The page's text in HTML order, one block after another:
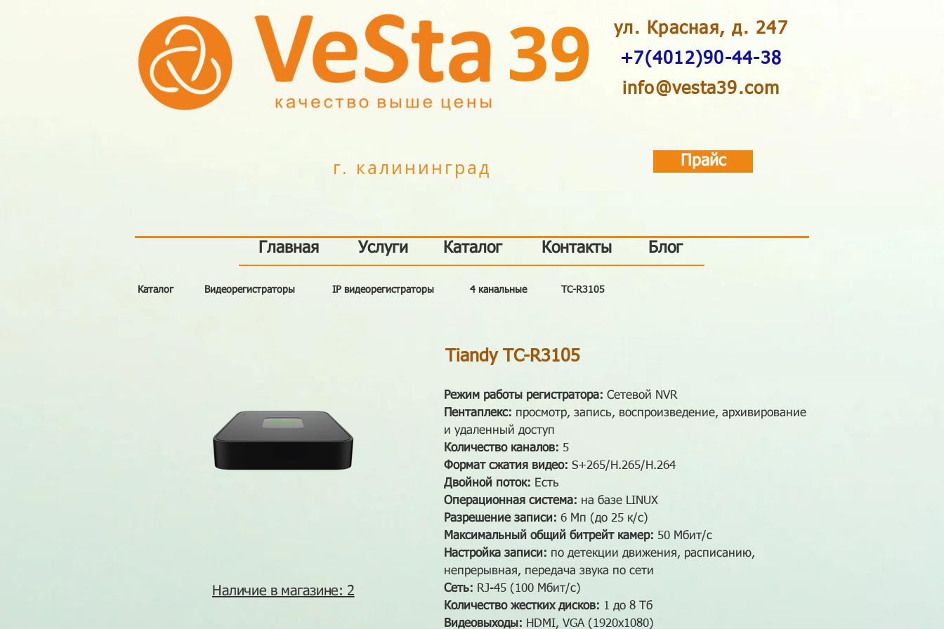
39
ул. Красная, д. 247
+7(4012)90-44-38
info@vesta39.com
г. калининград Прайс
Каталог Видеорегистраторы IP видеорегистраторы 4 канальные TC-R3105
Наличие в магазине: 2
Tiandy TC-R3105
Режим работы регистратора: Сетевой NVR
Пентаплекс: просмотр, запись, воспроизведение, архивирование
и удаленный доступ
Количество каналов: 5
Формат сжатия видео: S+265/H.265/H.264
Двойной поток: Есть
Операционная система: на базе LINUX
Разрешение записи: 6 Мп (до 25 к/с)
Максимальный общий битрейт камер: 50 Мбит/с
Настройка записи: по детекции движения, расписанию,
непрерывная, передача звука по сети
Сеть: RJ-45 (100 Мбит/с)
Количество жестких дисков: 1 до 8 Тб
Видеовыходы: HDMI, VGA (1920х1080)
Блог
Контакты
Каталог
Главная Услуги